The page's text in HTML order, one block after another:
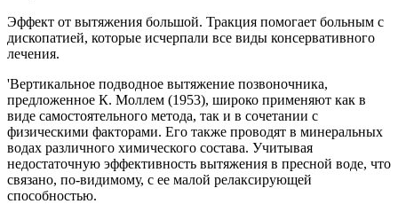
Эффект от вытяжения большой. Тракция помогает больным с
дископатией, которые исчерпали все виды консервативного
лечения.
'Вертикальное подводное вытяжение позвоночника,
предложенное К. Моллем (1953), широко применяют как в
виде самостоятельного метода, так и в сочетании с
физическими факторами. Его также проводят в минеральных
водах различного химического состава. Учитывая
недостаточную эффективность вытяжения в пресной воде, что
связано, по-видимому, с ее малой релаксирующей
способностью.